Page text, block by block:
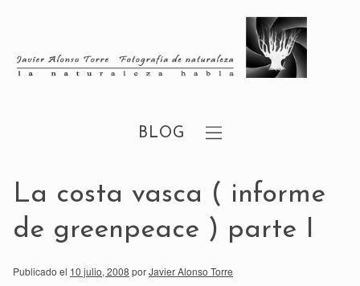
BLOG
La costa vasca ( informe
de greenpeace ) parte I
Publicado el 10 julio, 2008 porJavier Alonso Torre